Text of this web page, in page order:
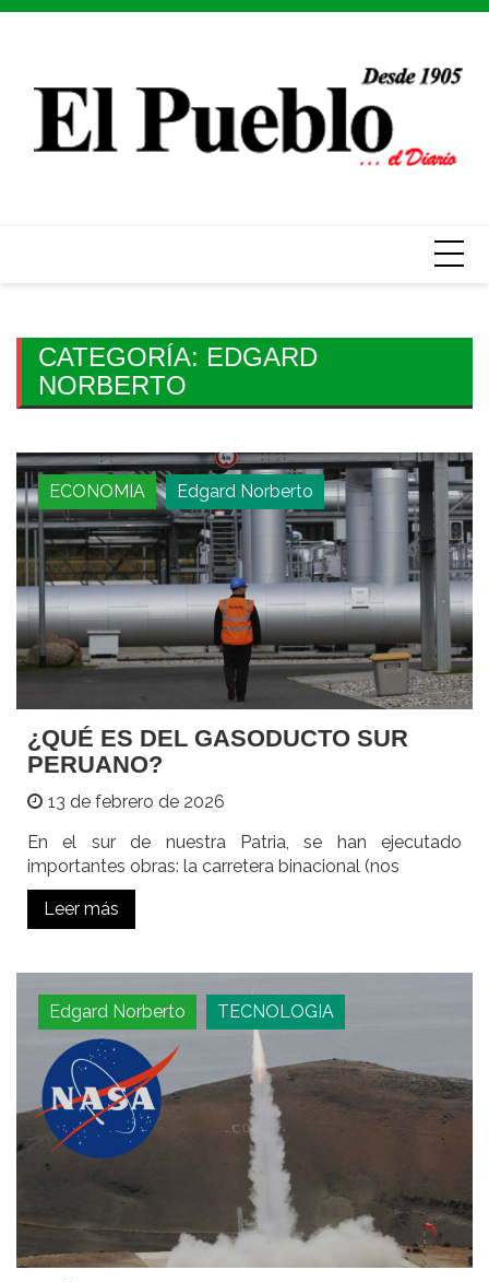
Skip
CATEGORÍA: EDGARD
NORBERTO
ECONOMIA Edgard Norberto
¿QUÉ ES DEL GASODUCTO SUR
PERUANO?
13 de febrero de 2026
En el sur de nuestra Patria, se han ejecutado
importantes obras: la carretera binacional (nos
Leer más
Edgard Norberto TECNOLOGIA